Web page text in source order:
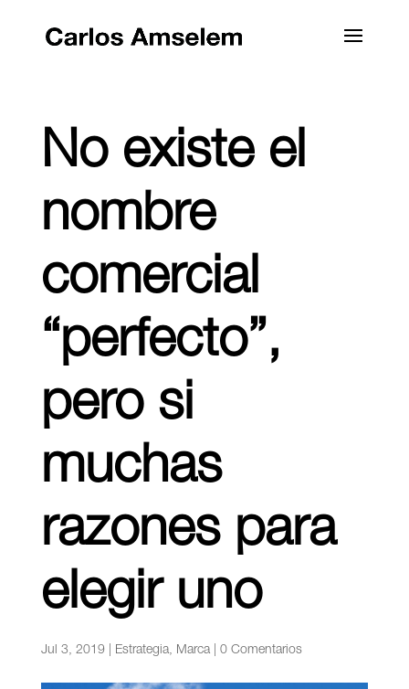
No existe el
nombre
comercial
“perfecto”,
pero si
muchas
razones para
elegir uno
Jul 3, 2019| Estrategia, Marca| 0 Comentarios